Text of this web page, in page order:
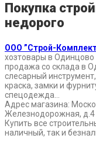
Покупка
недорого
ООО ”Строй-
хозтовары в
продажа со склада в
слесарный
краска, замки и
спецодежда…
Адрес магазина:
Железнодорожная, д.4
Купить все
наличный, так и